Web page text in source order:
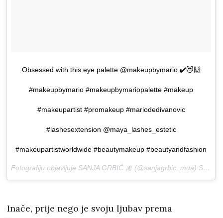
Obsessed with this eye palette @makeupbymario ✔️😻🙌
#makeupbymario #makeupbymariopalette #makeup
#makeupartist #promakeup #mariodedivanovic
#lashesextension @maya_lashes_estetic
#makeupartistworldwide #beautymakeup #beautyandfashion
Fotografiju objavljuje SANJA GRBIĆ 🎀 (@sanjagrbic_mua) Sij 23, 2017 u 6:43 PST
Inače, prije nego je svoju ljubav prema